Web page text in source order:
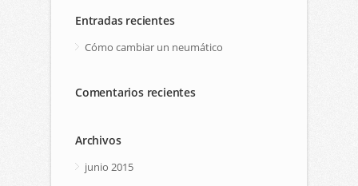
Entradas recientes
Cómo cambiar un neumático
Comentarios recientes
Archivos
junio 2015